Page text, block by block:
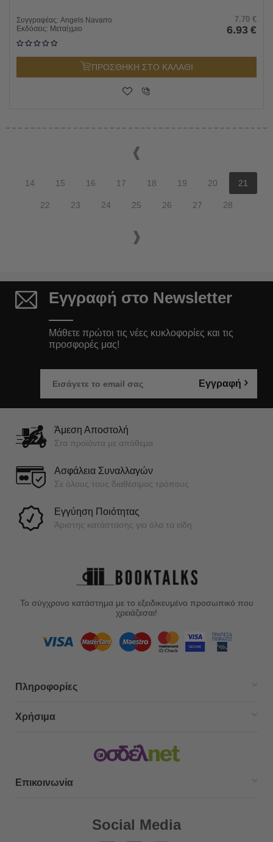
Συγγραφέας: Angels Navarro
Εκδόσεις: Μεταίχμιο
7.70 €
6.93 €
ΠΡΟΣΘΗΚΗ ΣΤΟ ΚΑΛΑΘΙ
14 15 16 17 18 19 20 21
22 23 24 25 26 27 28
Εγγραφή στο Newsletter
Μάθετε πρώτοι τις νέες κυκλοφορίες και τις
προσφορές μας!
Εγγραφή
Άμεση Αποστολή
Στα προϊόντα με απόθεμα
Ασφάλεια Συναλλαγών
Σε όλους τους διαθέσιμος τρόπους
Εγγύηση Ποιότητας
Άριστης κατάστασης για όλα τα είδη
Το σύγχρονο κατάστημα με το εξειδικευμένο προσωπικό που
χρειάζεσαι!
Πληροφορίες
Χρήσιμα
Επικοινωνία
Social Media